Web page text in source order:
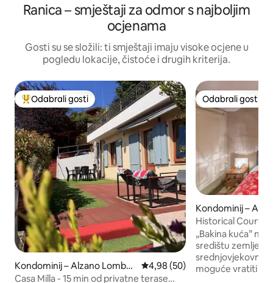
Ranica – smještaji za odmor s najboljim
ocjenama
Gosti su se složili: ti smještaji imaju visoke ocjene u
pogledu lokacije, čistoće i drugih kriterija.
Među najviše rangiranima s oznakom „Odabrali gosti”
Odabrali gosti
Kondominij – Alzano Lombar
do
Prosječna ocjena: 4,98/5,
4,98 (50)
Casa Milla - 15 min od privatne terase
Odabrali gosti
Odabrali gosti
Kondominij –
do
Historical Court
Della Nonna"
„Bakina kuća”
središtu zemlje
moguće vratiti se